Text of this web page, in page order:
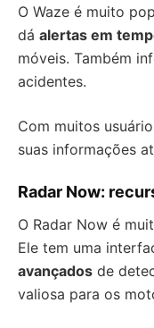
O Waze é muito
dá alertas em
móveis. Também
acidentes.
Com muitos
suas informações
Radar Now:
O Radar Now é
Ele tem uma
avançados de
valiosa para os